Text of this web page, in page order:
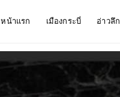
หน้าแรก เมืองกระบี่ อ่าวลึก